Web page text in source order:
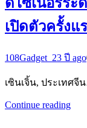
ดีไซเนอร์ระ
เปิดตัวครั้ง
108Gadget_23 ปี ago
เซินเจิ้น, ประเทศจี
Continue reading